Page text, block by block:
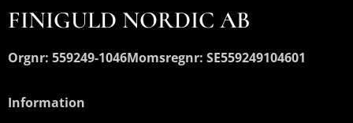
FINIGULD NORDIC AB
Orgnr: 559249-1046Momsregnr: SE559249104601
Information